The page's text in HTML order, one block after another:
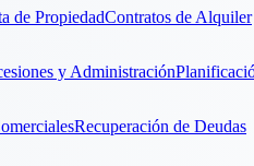
de PropiedadContratos de Alquiler
y Administración
Recuperación de Deudas